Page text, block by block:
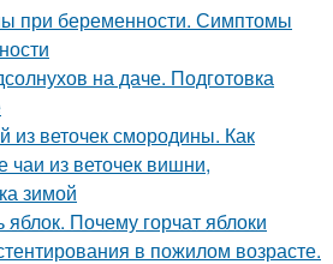
при беременности. Симптомы
на даче. Подготовка
из веточек смородины. Как
чаи из веточек вишни,
зимой
яблок. Почему горчат яблоки
в пожилом возрасте.